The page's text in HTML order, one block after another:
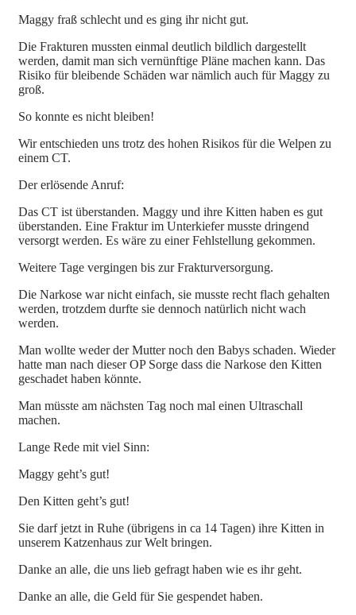
Maggy fraß schlecht und es ging ihr nicht gut.
Die Frakturen mussten einmal deutlich bildlich dargestellt
werden, damit man sich vernünftige Pläne machen kann. Das
Risiko für bleibende Schäden war nämlich auch für Maggy zu
groß.
So konnte es nicht bleiben!
Wir entschieden uns trotz des hohen Risikos für die Welpen zu
einem CT.
Der erlösende Anruf:
Das CT ist überstanden. Maggy und ihre Kitten haben es gut
überstanden. Eine Fraktur im Unterkiefer musste dringend
versorgt werden. Es wäre zu einer Fehlstellung gekommen.
Weitere Tage vergingen bis zur Frakturversorgung.
Die Narkose war nicht einfach, sie musste recht flach gehalten
werden, trotzdem durfte sie dennoch natürlich nicht wach
werden.
Man wollte weder der Mutter noch den Babys schaden. Wieder
hatte man nach dieser OP Sorge dass die Narkose den Kitten
geschadet haben könnte.
Man müsste am nächsten Tag noch mal einen Ultraschall
machen.
Lange Rede mit viel Sinn:
Maggy geht’s gut!
Den Kitten geht’s gut!
Sie darf jetzt in Ruhe (übrigens in ca 14 Tagen) ihre Kitten in
unserem Katzenhaus zur Welt bringen.
Danke an alle, die uns lieb gefragt haben wie es ihr geht.
Danke an alle, die Geld für Sie gespendet haben.